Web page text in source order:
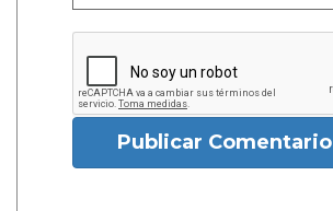
Publicar Comentario